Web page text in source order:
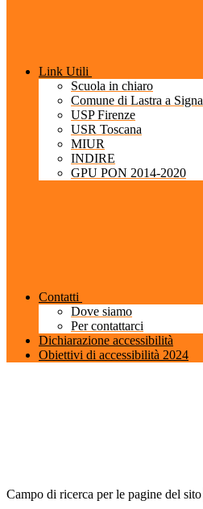
Link Utili
Scuola in chiaro
Comune di Lastra a Signa
USP Firenze
USR Toscana
MIUR
INDIRE
GPU PON 2014-2020
Contatti
Dove siamo
Per contattarci
Dichiarazione accessibilità
Obiettivi di accessibilità 2024
Campo di ricerca per le pagine del sito